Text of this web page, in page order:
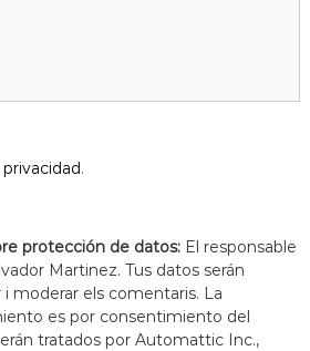
.
protección de datos: El responsable
Martinez. Tus datos serán
moderar els comentaris. La
es por consentimiento del
tratados por Automattic Inc.,